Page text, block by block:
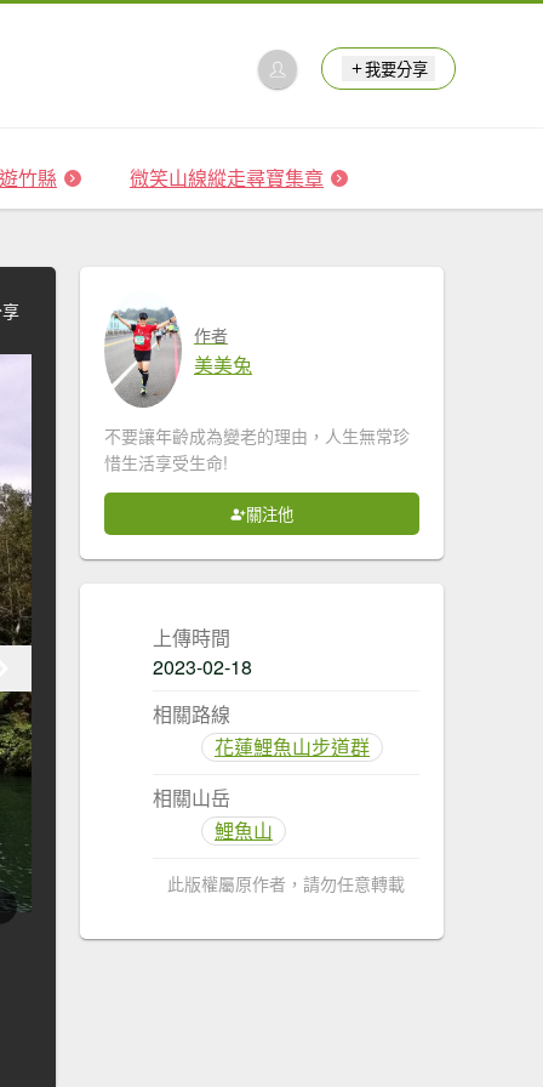
我要分享
竹縣 微笑山線縱走尋寶集章
作者
美美兔
不要讓年齡成為變老的理由，人生無常珍
惜生活享受生命!
關注他
上傳時間
2023-02-18
相關路線
花蓮鯉魚山步道群
相關山岳
鯉魚山
此版權屬原作者，請勿任意轉載